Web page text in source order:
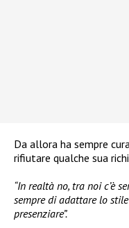
Da allora ha sempre
rifiutare qualche sua
“In realtà no, tra noi c’è
sempre di adattare lo
presenziare”.